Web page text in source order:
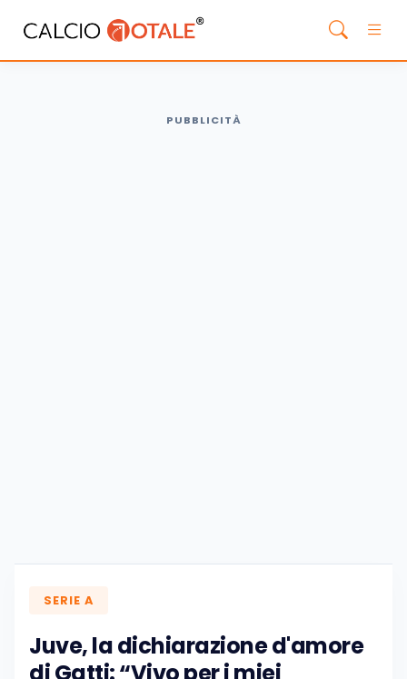
PUBBLICITÀ
SERIE A
Juve, la dichiarazione d'amore